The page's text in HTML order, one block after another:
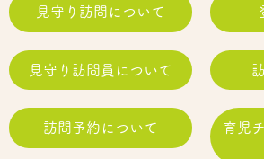
見守り訪問について
見守り訪問員について
訪問予約について
育児